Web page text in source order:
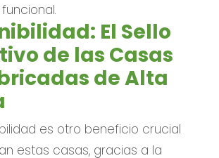
El Sello
de las Casas
de Alta
es otro beneficio crucial
estas casas, gracias a la